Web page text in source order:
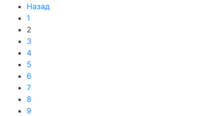
Назад
1
2
3
4
5
6
7
8
9